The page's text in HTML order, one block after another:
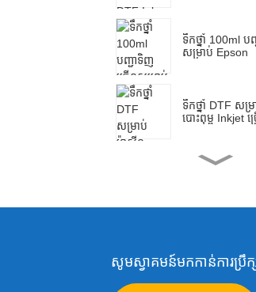
ទឹកថ្នាំ 100ml ប
សម្រាប់ Epson
ទឹកថ្នាំ DTF សម្
បោះពុម្ព Inkjet ច្
inkjet...
សូមស្វាគមន៍មកកាន់ការប្រឹក្